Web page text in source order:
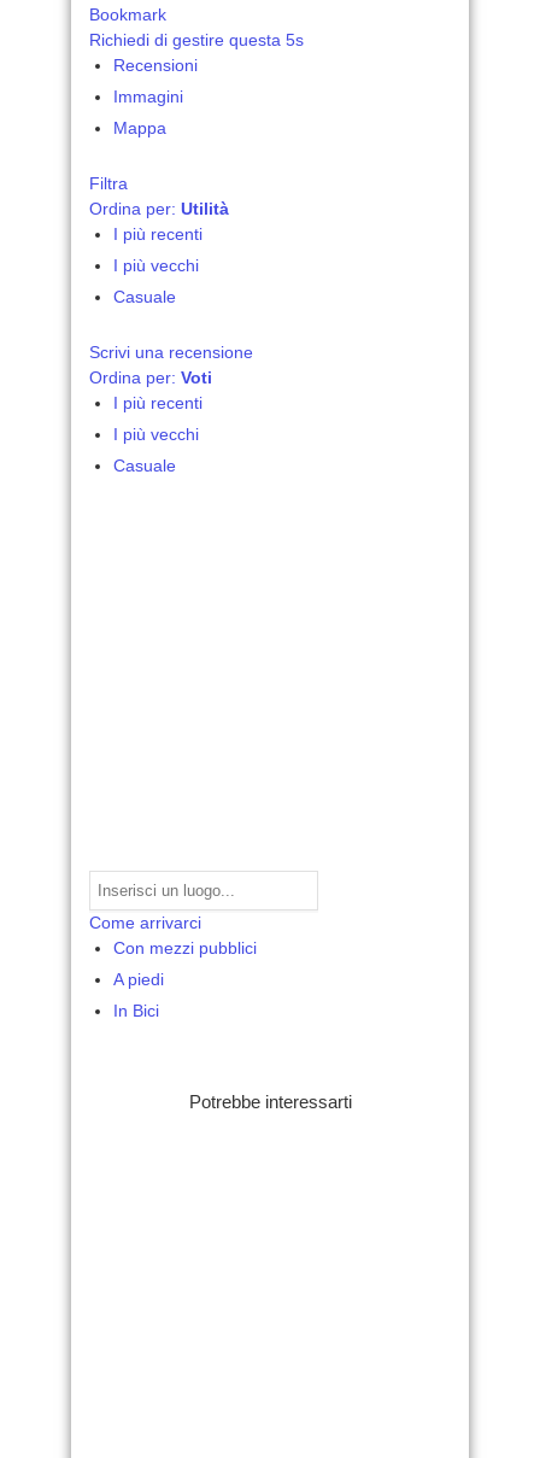
Bookmark
Richiedi di gestire questa 5s
Recensioni
Immagini
Mappa
Filtra
Ordina per: Utilità
I più recenti
I più vecchi
Casuale
Scrivi una recensione
Ordina per: Voti
I più recenti
I più vecchi
Casuale
Come arrivarci
Con mezzi pubblici
A piedi
In Bici
Potrebbe interessarti